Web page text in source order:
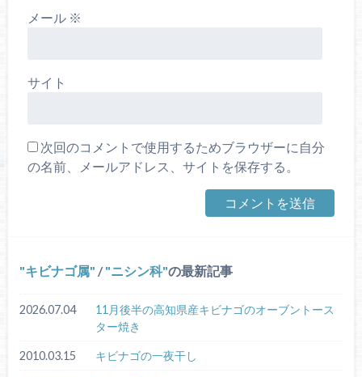
メール ※
サイト
次回のコメントで使用するためブラウザーに自分
の名前、メールアドレス、サイトを保存する。
キビナゴ属 / ニシン科 の最新記事
2026.07.04
11月後半の高知県産キビナゴのオーブントース
ター焼き
2010.03.15 キビナゴの一夜干し